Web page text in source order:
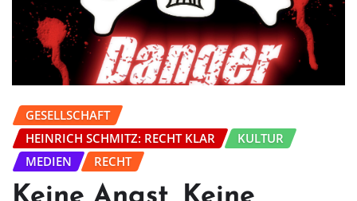
GESELLSCHAFT
HEINRICH SCHMITZ: RECHT KLAR
KULTUR
MEDIEN
RECHT